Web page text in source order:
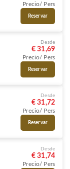
Precio/ Pers
Reservar
Desde
€ 31,69
Precio/ Pers
Reservar
Desde
€ 31,72
Precio/ Pers
Reservar
Desde
€ 31,74
Precio/ Pers